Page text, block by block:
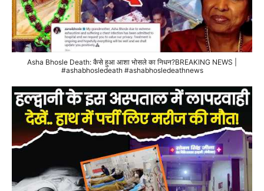
Asha Bhosle Death: कैसे हुआ आशा भोसले का निधन?BREAKING NEWS |
#ashabhosledeath #ashabhosledeathnews